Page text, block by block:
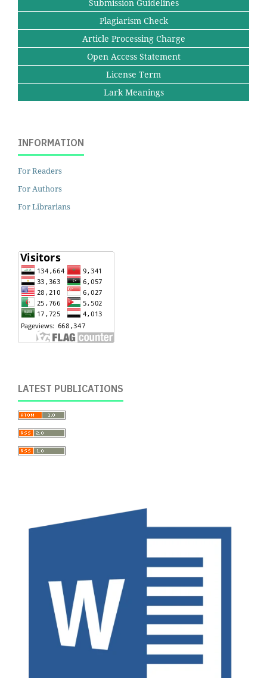
Submission Guidelines
Plagiarism Check
Article Processing Charge
Open Access Statement
License Term
Lark Meanings
INFORMATION
For Readers
For Authors
For Librarians
LATEST PUBLICATIONS